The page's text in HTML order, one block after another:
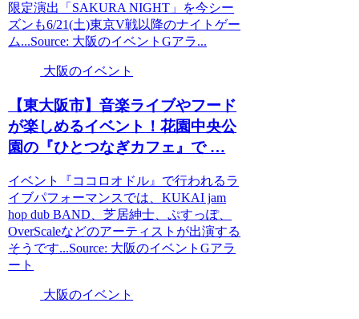
限定演出「SAKURA NIGHT」を今シー
ズンも6/21(土)東京V戦以降のナイトゲー
ム...Source: 大阪のイベントGアラ...
大阪のイベント
【東大阪市】音楽ライブやフード
が楽しめるイベント ！花園中央公
園の『ひとつなぎカフェ』で …
イベント『ココロオドル』で行われるラ
イブパフォーマンスでは、KUKAI jam
hop dub BAND、芝居紳士、ぷすっぽ、
OverScaleなどのアーティストが出演する
そうです...Source: 大阪のイベントGアラ
ート
大阪のイベント